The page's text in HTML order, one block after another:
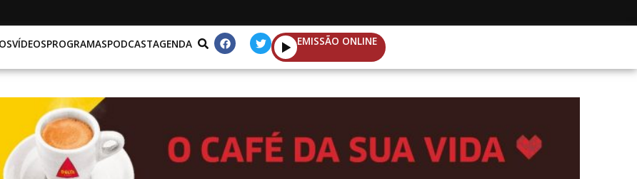
VÍDEOSPROGRAMASPODCASTAGENDA EMISSÃO ONLINE